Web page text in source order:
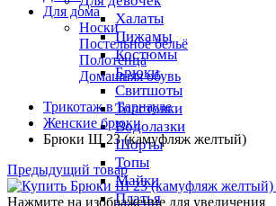
Халаты
Пижамы
Костюмы
Брюки
Свитшоты
Толстовки
Водолазки
Шорты
Топы
Майки
Платья
Для дома
Носки
Постельное бельё
Полотенца
Домашняя обувь
Трикотаж в Барнауле
Женские брюки
Брюки Ш 23 (камуфляж желтый)
Предыдущий товар
Нажмите на изображение для увеличения